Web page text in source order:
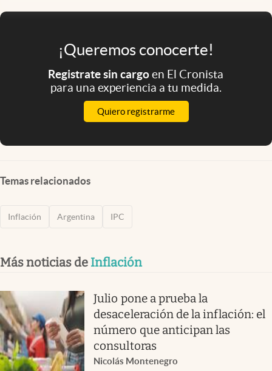
¡Queremos conocerte!
Registrate sin cargoen El Cronista
para una experiencia a tu medida.
Quiero registrarme
Temas relacionados
Inflación Argentina IPC
Más noticias de Inflación
Julio pone a prueba la
desaceleración de la inflación: el
número que anticipan las
consultoras
Nicolás Montenegro